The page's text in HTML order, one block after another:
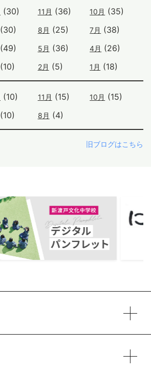
(30) 11月 (36) 10月 (35)
(30) 8月 (25) 7月 (38)
(49) 5月 (36) 4月 (26)
(10) 2月 (5) 1月 (18)
(10) 11月 (15) 10月 (15)
(10) 8月 (4)
旧ブログはこちら